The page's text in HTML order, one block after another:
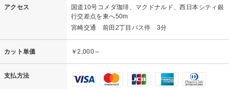
アクセス
国道10号コメダ珈琲、マクドナルド、西日本シティ銀
行交差点を東へ50m
宮崎交通 前田2丁目バス停 3分
カット単価 ￥2,000～
支払方法